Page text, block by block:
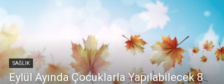
SAĞLIK
Eylül Ayında Çocuklarla Yapılabilecek 8